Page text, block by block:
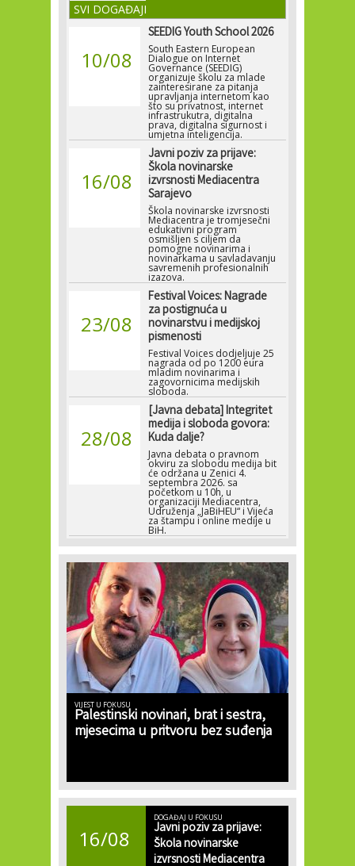
SVI DOGAĐAJI
10/08
SEEDIG Youth School 2026
South Eastern European
Dialogue on Internet
Governance (SEEDIG)
organizuje školu za mlade
zainteresirane za pitanja
upravljanja internetom kao
što su privatnost, internet
infrastrukutra, digitalna
prava, digitalna sigurnost i
umjetna inteligencija.
16/08
Javni poziv za prijave:
Škola novinarske
izvrsnosti Mediacentra
Sarajevo
Škola novinarske izvrsnosti
Mediacentra je tromjesečni
edukativni program
osmišljen s ciljem da
pomogne novinarima i
novinarkama u savladavanju
savremenih profesionalnih
izazova.
23/08
Festival Voices: Nagrade
za postignuća u
novinarstvu i medijskoj
pismenosti
Festival Voices dodjeljuje 25
nagrada od po 1200 eura
mladim novinarima i
zagovornicima medijskih
sloboda.
28/08
[Javna debata] Integritet
medija i sloboda govora:
Kuda dalje?
Javna debata o pravnom
okviru za slobodu medija bit
će održana u Zenici 4.
septembra 2026. sa
početkom u 10h, u
organizaciji Mediacentra,
Udruženja „JaBiHEU“ i Vijeća
za štampu i online medije u
BiH.
VIJEST U FOKUSU
Palestinski novinari, brat i sestra,
mjesecima u pritvoru bez suđenja
16/08
DOGAĐAJ U FOKUSU
Javni poziv za prijave:
Škola novinarske
izvrsnosti Mediacentra